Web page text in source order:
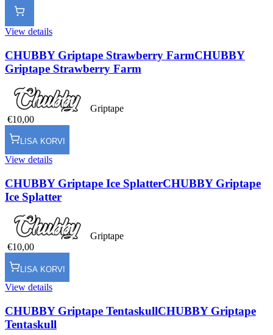
View details
CHUBBY Griptape Strawberry FarmCHUBBY
Griptape Strawberry Farm
Griptape
€10,00
LISA KORVI
View details
CHUBBY Griptape Ice SplatterCHUBBY Griptape
Ice Splatter
Griptape
€10,00
LISA KORVI
View details
CHUBBY Griptape TentaskullCHUBBY Griptape
Tentaskull